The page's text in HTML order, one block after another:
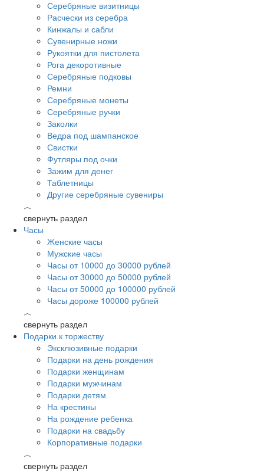
Серебряные визитницы
Расчески из серебра
Кинжалы и сабли
Сувенирные ножи
Рукоятки для пистолета
Рога декоротивные
Серебряные подковы
Ремни
Серебряные монеты
Серебряные ручки
Заколки
Ведра под шампанское
Свистки
Футляры под очки
Зажим для денег
Таблетницы
Другие серебряные сувениры
︿
свернуть раздел
Часы
Женские часы
Мужские часы
Часы от 10000 до 30000 рублей
Часы от 30000 до 50000 рублей
Часы от 50000 до 100000 рублей
Часы дороже 100000 рублей
︿
свернуть раздел
Подарки к торжеству
Эксклюзивные подарки
Подарки на день рождения
Подарки женщинам
Подарки мужчинам
Подарки детям
На крестины
На рождение ребенка
Подарки на свадьбу
Корпоративные подарки
︿
свернуть раздел